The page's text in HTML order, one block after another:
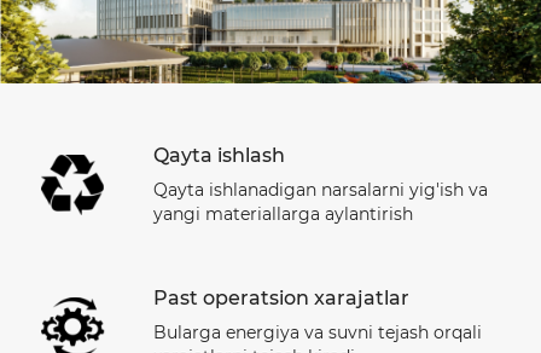
Qayta ishlash
Qayta ishlanadigan narsalarni yig'ish va
yangi materiallarga aylantirish
Past operatsion xarajatlar
Bularga energiya va suvni tejash orqali